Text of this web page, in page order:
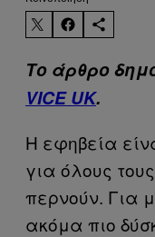
Το άρθρο
VICE UK.
H εφηβεία
για όλους
περνούν. Για
ακόμα πιο